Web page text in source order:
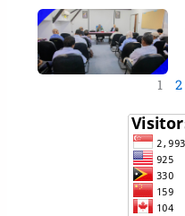
1 2